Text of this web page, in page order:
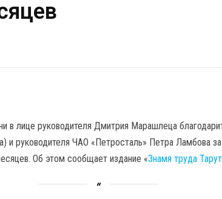
в лице руководителя Дмитрия Марашлеца
и руководителя ЧАО «Петросталь» Петра Ламбова
Об этом сообщает издание «Знамя труда